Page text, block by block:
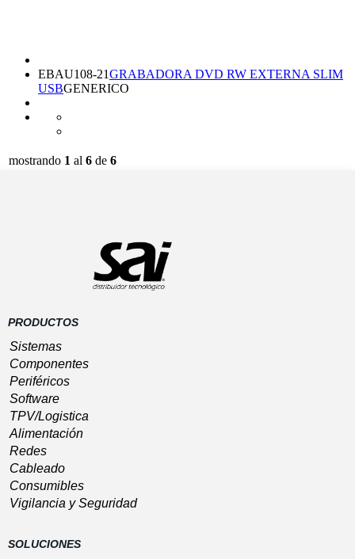
EBAU108-21GRABADORA DVD RW EXTERNA SLIM
USBGENERICO
mostrando 1 al 6 de 6
PRODUCTOS
Sistemas
Componentes
Periféricos
Software
TPV/Logistica
Alimentación
Redes
Cableado
Consumibles
Vigilancia y Seguridad
SOLUCIONES